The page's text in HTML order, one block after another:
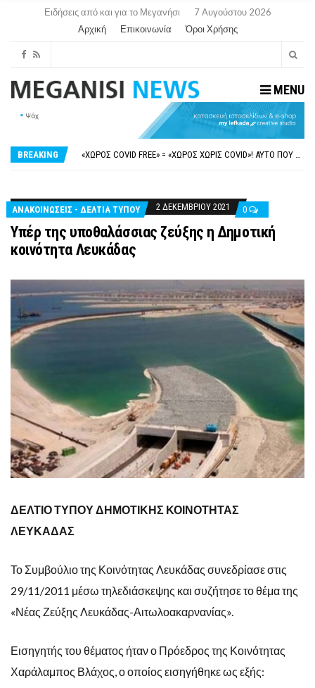
Ειδήσεις από και για το Μεγανήσι
7 Αυγούστου 2026
Αρχική
Επικοινωνία Όροι Χρήσης
MENU
BREAKING
ΝΥΔΡΊ:ΠΙΆΣΤΗΚΑΝ ΣΤΟ ΞΎΛΟ ΟΙ ΙΔΙΟΚΤΉΤΕΣ ΤΟΥΡΙΣΤΙΚΏΝ ΣΚΑΦΏΝ.
«ΧΏΡΟΣ COVID FREE» = «ΧΏΡΟΣ ΧΩΡΊΣ COVID»! ΑΥΤΌ ΠΟΥ ΚΑΝΕΊΣ ΔΕΝ ΈΧΕΙ ΤΟΛΜΉΣΕΙ ΝΑ ΡΩΤΉΣΕΙ
ΠΕΡΊ ΑΝΑΣΤΟΛΉΣ ΝΗΠΙΑΓΩΓΕΊΩΝ ΣΤΗ ΛΕΥΚΆΔΑ
ΑΝΑΚΟΙΝΩΣΕΙΣ - ΔΕΛΤΙΑ ΤΥΠΟΥ
2 ΔΕΚΕΜΒΡΊΟΥ 2021 0
Υπέρ της υποθαλάσσιας ζεύξης η Δημοτική
κοινότητα Λευκάδας
ΔΕΛΤΙΟ ΤΥΠΟΥ ΔΗΜΟΤΙΚΗΣ ΚΟΙΝΟΤΗΤΑΣ
ΛΕΥΚΑΔΑΣ
Το Συμβούλιο της Κοινότητας Λευκάδας συνεδρίασε στις
29/11/2011 μέσω τηλεδιάσκεψης και συζήτησε το θέμα της
«Νέας Ζεύξης Λευκάδας-Αιτωλοακαρνανίας».
Εισηγητής του θέματος ήταν ο Πρόεδρος της Κοινότητας
Χαράλαμπος Βλάχος, ο οποίος εισηγήθηκε ως εξής: